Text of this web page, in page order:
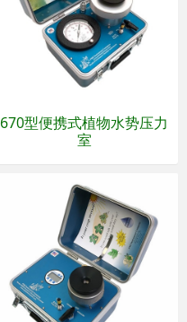
670型便携式植物水势压力
室